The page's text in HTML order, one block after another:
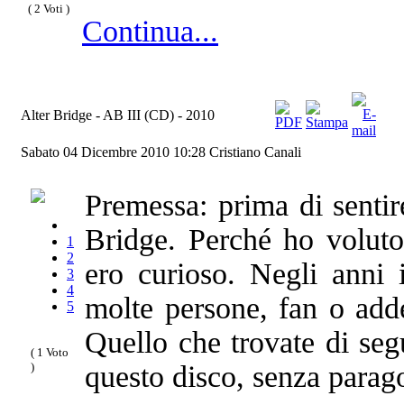
( 2 Voti )
Continua...
Alter Bridge - AB III (CD) - 2010
Sabato 04 Dicembre 2010 10:28 Cristiano Canali
1
2
3
4
5
( 1 Voto
)
Premessa: prima di
Bridge. Perché ho
ero curioso. Negli
molte persone, fan o
Quello che trovate di
questo disco, senza